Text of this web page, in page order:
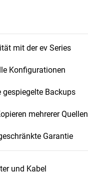
mit der ev Series
Konfigurationen
gespiegelte Backups
mehrerer Quellen
Garantie
und Kabel